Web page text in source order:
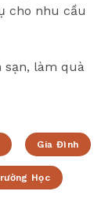
cho nhu cầu
sạn, làm quà
Gia Đình
Học